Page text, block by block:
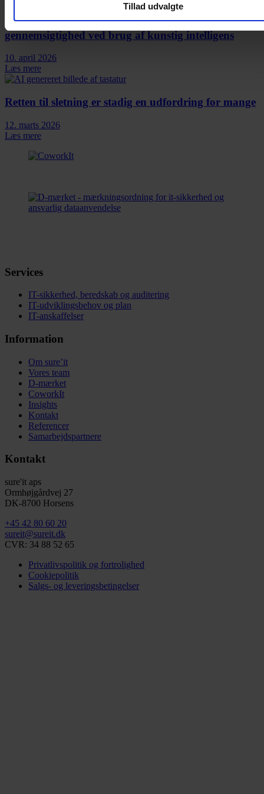
Tillad udvalgte
AI-forordningens artikel 50: Krav om
gennemsigtighed ved brug af kunstig intelligens
10. april 2026
Læs mere
Retten til sletning er stadig en udfordring for mange
12. marts 2026
Læs mere
Services
IT-sikkerhed, beredskab og auditering
IT-udviklingsbehov og plan
IT-anskaffelser
Information
Om sure’it
Vores team
D-mærket
CoworkIt
Insights
Kontakt
Referencer
Samarbejdspartnere
Kontakt
sure'it aps
Ormhøjgårdvej 27
DK-8700 Horsens
+45 42 80 60 20
sureit@sureit.dk
CVR: 34 88 52 65
Privatlivspolitik og fortrolighed
Cookiepolitik
Salgs- og leveringsbetingelser